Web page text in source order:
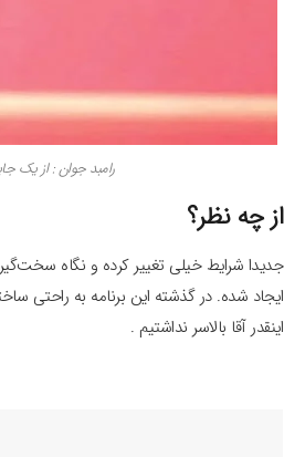
رامبد جوان : از یک
از چه نظر؟
جدیدا شرایط خیلی تغییر کرده و نگاه
ایجاد شده. در گذشته این برنامه به راحتی
اینقدر آقا بالاسر نداشتیم .